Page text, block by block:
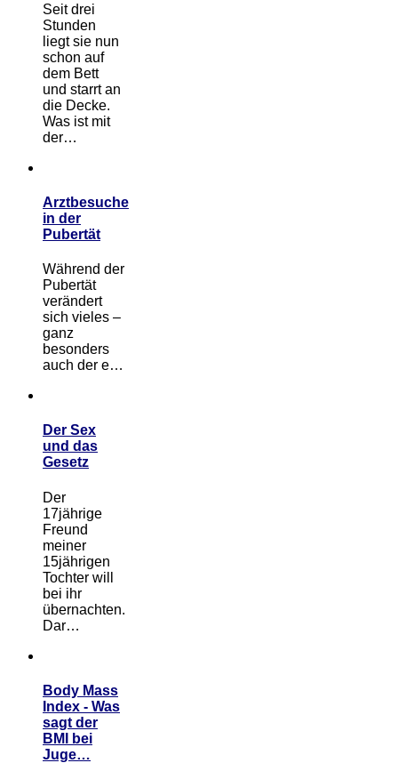
Seit drei
Stunden
liegt sie nun
schon auf
dem Bett
und starrt an
die Decke.
Was ist mit
der…
Arztbesuche
in der
Pubertät
Während der
Pubertät
verändert
sich vieles –
ganz
besonders
auch der e…
Der Sex
und das
Gesetz
Der
17jährige
Freund
meiner
15jährigen
Tochter will
bei ihr
übernachten.
Dar…
Body Mass
Index - Was
sagt der
BMI bei
Juge…